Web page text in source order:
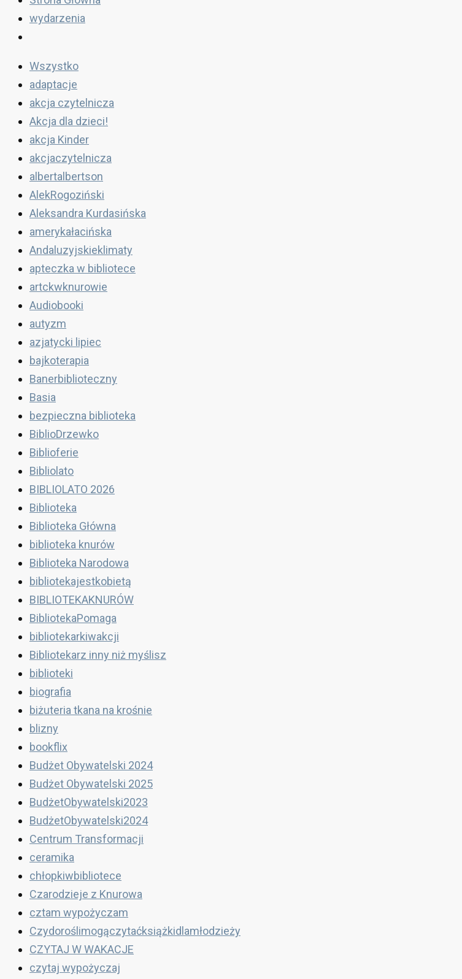
wydarzenia
Wszystko
adaptacje
akcja czytelnicza
Akcja dla dzieci!
akcja Kinder
akcjaczytelnicza
albertalbertson
AlekRogoziński
Aleksandra Kurdasińska
amerykałacińska
Andaluzyjskieklimaty
apteczka w bibliotece
artckwknurowie
Audiobooki
autyzm
azjatycki lipiec
bajkoterapia
Banerbiblioteczny
Basia
bezpieczna biblioteka
BiblioDrzewko
Biblioferie
Bibliolato
BIBLIOLATO 2026
Biblioteka
Biblioteka Główna
biblioteka knurów
Biblioteka Narodowa
bibliotekajestkobietą
BIBLIOTEKAKNURÓW
BibliotekaPomaga
bibliotekarkiwakcji
Bibliotekarz inny niż myślisz
biblioteki
biografia
biżuteria tkana na krośnie
blizny
bookflix
Budżet Obywatelski 2024
Budżet Obywatelski 2025
BudżetObywatelski2023
BudżetObywatelski2024
Centrum Transformacji
ceramika
chłopkiwbibliotece
Czarodzieje z Knurowa
cztam wypożyczam
Czydoroślimogączytaćksiążkidlamłodzieży
CZYTAJ W WAKACJE
czytaj wypożyczaj